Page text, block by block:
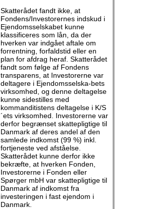
Skatterådet fandt ikke, at
Fondens/Investorernes indskud i
Ejendomsselskabet kunne
klassificeres som lån, da der
hverken var indgået aftale om
forrentning, forfaldstid eller en
plan for afdrag heraf. Skatterådet
fandt som følge af Fondens
transparens, at Investorerne var
deltagere i Ejendomsselska-bets
virksomhed, og denne deltagelse
kunne sidestilles med
kommanditistens deltagelse i K/S
´ets virksomhed. Investorerne var
derfor begrænset skattepligtige til
Danmark af deres andel af den
samlede indkomst (99 %) inkl.
fortjeneste ved afståelse.
Skatterådet kunne derfor ikke
bekræfte, at hverken Fonden,
Investorerne i Fonden eller
Spørger mbH var skattepligtige til
Danmark af indkomst fra
investeringen i fast ejendom i
Danmark.